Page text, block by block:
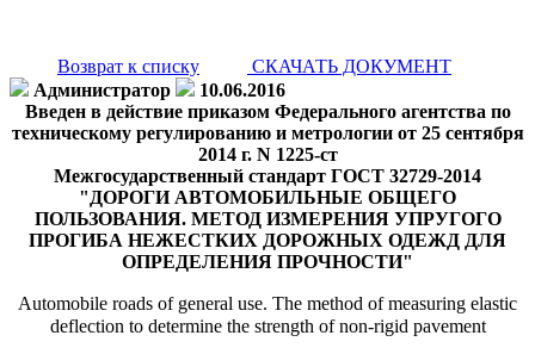
Возврат к списку
СКАЧАТЬ ДОКУМЕНТ
Администратор
10.06.2016
Введен в действие приказом Федерального агентства по
техническому регулированию и метрологии от 25 сентября
2014 г. N 1225-ст
Межгосударственный стандарт ГОСТ 32729-2014
"ДОРОГИ АВТОМОБИЛЬНЫЕ ОБЩЕГО
ПОЛЬЗОВАНИЯ. МЕТОД ИЗМЕРЕНИЯ УПРУГОГО
ПРОГИБА НЕЖЕСТКИХ ДОРОЖНЫХ ОДЕЖД ДЛЯ
ОПРЕДЕЛЕНИЯ ПРОЧНОСТИ"
Automobile roads of general use. The method of measuring elastic
deflection to determine the strength of non-rigid pavement